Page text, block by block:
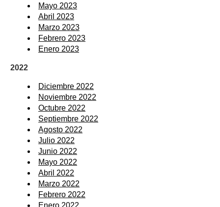
Mayo 2023
Abril 2023
Marzo 2023
Febrero 2023
Enero 2023
2022
Diciembre 2022
Noviembre 2022
Octubre 2022
Septiembre 2022
Agosto 2022
Julio 2022
Junio 2022
Mayo 2022
Abril 2022
Marzo 2022
Febrero 2022